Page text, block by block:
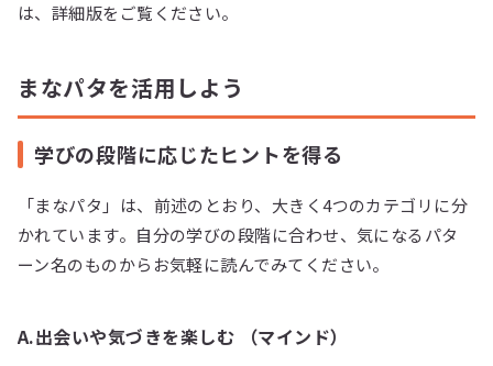
は、詳細版をご覧ください。
まなパタを活用しよう
学びの段階に応じたヒントを得る
「まなパタ」は、前述のとおり、大きく4つのカテゴリに分
かれています。自分の学びの段階に合わせ、気になるパタ
ーン名のものからお気軽に読んでみてください。
A.出会いや気づきを楽しむ （マインド）